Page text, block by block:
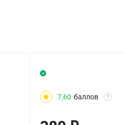
7,60 баллов ?